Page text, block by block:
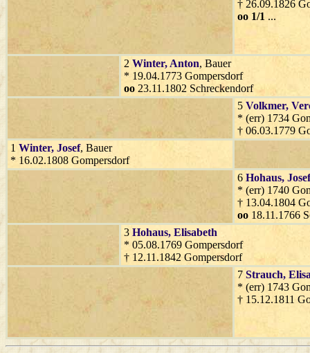
† 26.09.1826
oo 1/1 ...
2 Winter, Anton, Bauer
* 19.04.1773 Gompersdorf
oo 23.11.1802 Schreckendorf
5 Volkmer,
* (err) 1734
† 06.03.1779
1 Winter, Josef, Bauer
* 16.02.1808 Gompersdorf
6 Hohaus, Josef
* (err) 1740
† 13.04.1804
oo 18.11.1766
3 Hohaus, Elisabeth
* 05.08.1769 Gompersdorf
† 12.11.1842 Gompersdorf
7 Strauch,
* (err) 1743
† 15.12.1811